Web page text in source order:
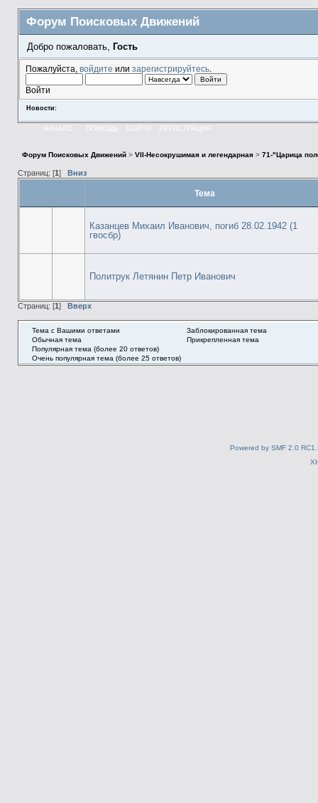
Форум Поисковых Движений
Добро пожаловать, Гость
Пожалуйста, войдите или зарегистрируйтесь.
Войти
Новости:
НАЧАЛО ПОМОЩЬ ВОЙТИ РЕГИСТРАЦИЯ
Форум Поисковых Движений> VII-Несокрушимая и легендарная> 71-"Царица
Страниц: [1 ] Вниз
Тема
Казанцев Михаил Иванович, погиб 28.02.1942 (1
гвосбр)
Политрук Летянин Петр Иванович
Страниц: [1 ] Вверх
Тема с Вашими ответами
Обычная тема
Популярная тема (более 20 ответов)
Очень популярная тема (более 25 ответов)
Заблокированная тема
Прикрепленная тема
Powered by SMF 2.0